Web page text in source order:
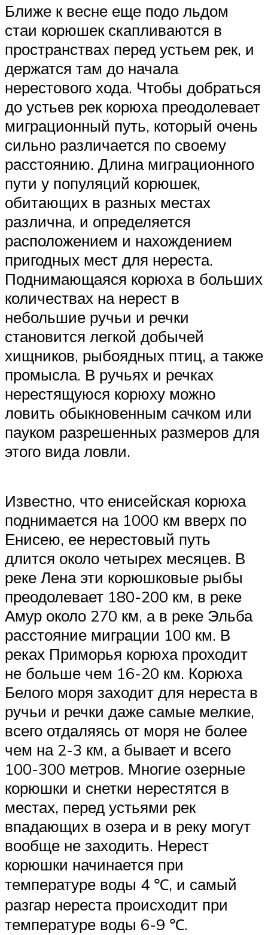
Ближе к весне еще подо льдом
стаи корюшек скапливаются в
пространствах перед устьем рек, и
держатся там до начала
нерестового хода. Чтобы добраться
до устьев рек корюха преодолевает
миграционный путь, который очень
сильно различается по своему
расстоянию. Длина миграционного
пути у популяций корюшек,
обитающих в разных местах
различна, и определяется
расположением и нахождением
пригодных мест для нереста.
Поднимающаяся корюха в больших
количествах на нерест в
небольшие ручьи и речки
становится легкой добычей
хищников, рыбоядных птиц, а также
промысла. В ручьях и речках
нерестящуюся корюху можно
ловить обыкновенным сачком или
пауком разрешенных размеров для
этого вида ловли.
Известно, что енисейская корюха
поднимается на 1000 км вверх по
Енисею, ее нерестовый путь
длится около четырех месяцев. В
реке Лена эти корюшковые рыбы
преодолевает 180-200 км, в реке
Амур около 270 км, а в реке Эльба
расстояние миграции 100 км. В
реках Приморья корюха проходит
не больше чем 16-20 км. Корюха
Белого моря заходит для нереста в
ручьи и речки даже самые мелкие,
всего отдаляясь от моря не более
чем на 2-3 км, а бывает и всего
100-300 метров. Многие озерные
корюшки и снетки нерестятся в
местах, перед устьями рек
впадающих в озера и в реку могут
вообще не заходить. Нерест
корюшки начинается при
температуре воды 4 ℃, и самый
разгар нереста происходит при
температуре воды 6-9 ℃.